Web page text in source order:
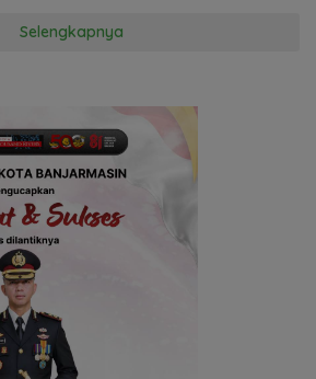
Selengkapnya